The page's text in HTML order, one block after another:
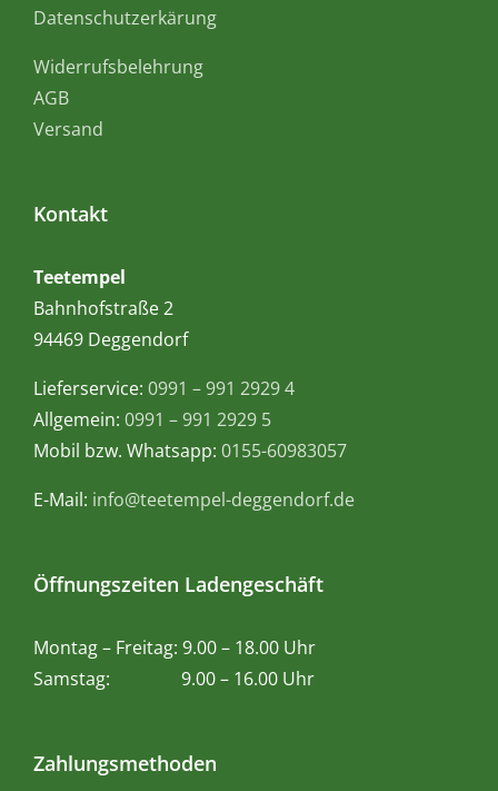
Datenschutzerkärung
Widerrufsbelehrung
AGB
Versand
Kontakt
Teetempel
Bahnhofstraße 2
94469 Deggendorf
Lieferservice: 0991 – 991 2929 4
Allgemein: 0991 – 991 2929 5
Mobil bzw. Whatsapp: 0155-60983057
E-Mail: info@teetempel-deggendorf.de
Öffnungszeiten Ladengeschäft
Montag – Freitag: 9.00 – 18.00 Uhr
Samstag: 9.00 – 16.00 Uhr
Zahlungsmethoden